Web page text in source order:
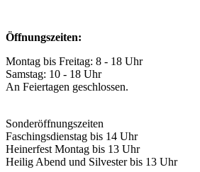
Öffnungszeiten:
Montag bis Freitag: 8 - 18 Uhr
Samstag: 10 - 18 Uhr
An Feiertagen geschlossen.
Sonderöffnungszeiten
Faschingsdienstag bis 14 Uhr
Heinerfest Montag bis 13 Uhr
Heilig Abend und Silvester bis 13 Uhr